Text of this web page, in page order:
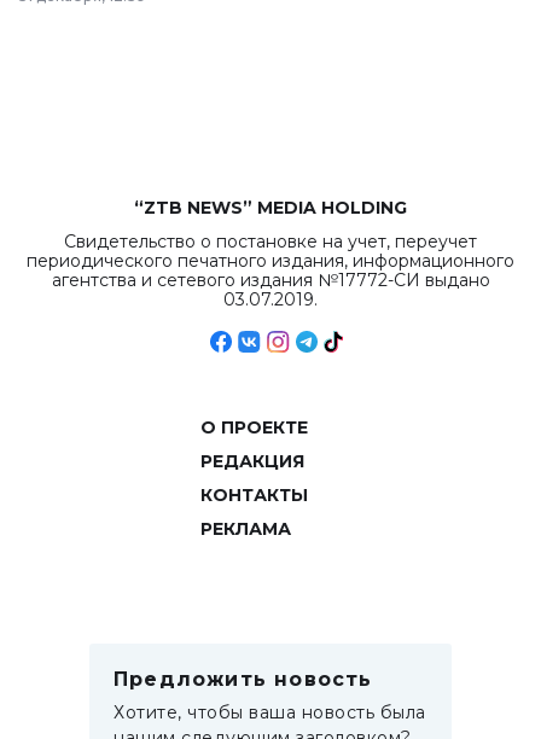
республиканского
“ZTB NEWS” MEDIA HOLDING
Свидетельство о постановке на учет, переучет
периодического печатного издания, информационного
агентства и сетевого издания №17772-СИ выдано
03.07.2019.
О ПРОЕКТЕ
РЕДАКЦИЯ
КОНТАКТЫ
РЕКЛАМА
Предложить новость
Хотите, чтобы ваша новость была